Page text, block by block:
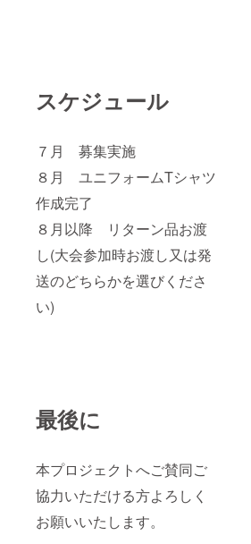
スケジュール
７月 募集実施
８月 ユニフォームTシャツ
作成完了
８月以降 リターン品お渡
し(大会参加時お渡し又は発
送のどちらかを選びくださ
い)
最後に
本プロジェクトへご賛同ご
協力いただける方よろしく
お願いいたします。